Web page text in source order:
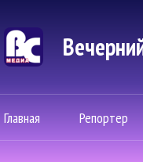
Главная Репортер